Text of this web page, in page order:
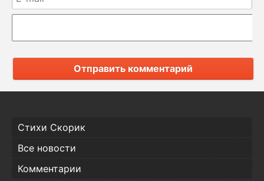
Отправить комментарий
Стихи Скорик
Все новости
Комментарии